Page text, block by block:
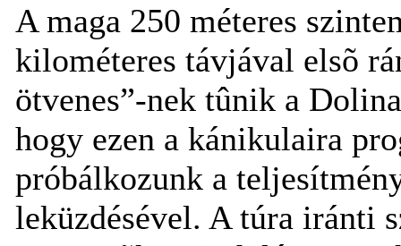
A maga 250 méteres
kilométeres távjával elsõ
ötvenes”-nek tûnik a
hogy ezen a kánikulaira
próbálkozunk a
leküzdésével. A túra iránti